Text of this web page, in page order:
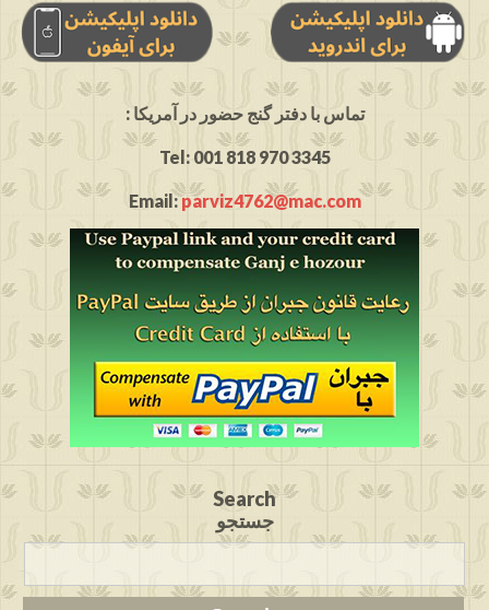
: تماس با دفتر گنج حضور در آمریکا
Tel: 001 818 970 3345
Email:parviz4762@mac.com
Search
جستجو